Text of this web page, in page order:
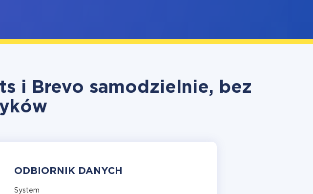
i Brevo samodzielnie, bez
ODBIORNIK DANYCH
System